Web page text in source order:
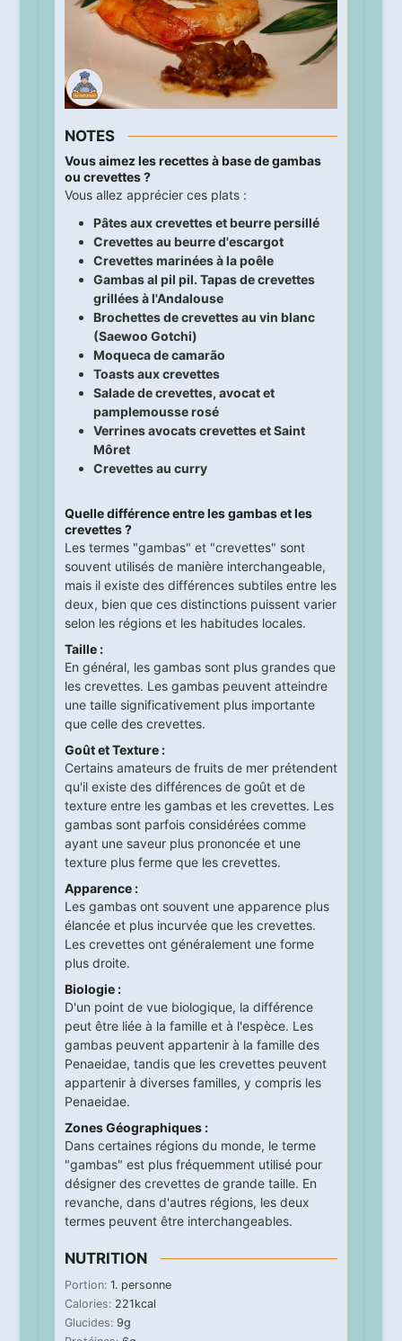
NOTES
Vous aimez les recettes à base de gambas
ou crevettes ?
Vous allez apprécier ces plats :
Pâtes aux crevettes et beurre persillé
Crevettes au beurre d'escargot
Crevettes marinées à la poêle
Gambas al pil pil. Tapas de crevettes
grillées à l'Andalouse
Brochettes de crevettes au vin blanc
(Saewoo Gotchi)
Moqueca de camarão
Toasts aux crevettes
Salade de crevettes, avocat et
pamplemousse rosé
Verrines avocats crevettes et Saint
Môret
Crevettes au curry
Quelle différence entre les gambas et les
crevettes ?
Les termes "gambas" et "crevettes" sont
souvent utilisés de manière interchangeable,
mais il existe des différences subtiles entre les
deux, bien que ces distinctions puissent varier
selon les régions et les habitudes locales.
Taille :
En général, les gambas sont plus grandes que
les crevettes. Les gambas peuvent atteindre
une taille significativement plus importante
que celle des crevettes.
Goût et Texture :
Certains amateurs de fruits de mer prétendent
qu'il existe des différences de goût et de
texture entre les gambas et les crevettes. Les
gambas sont parfois considérées comme
ayant une saveur plus prononcée et une
texture plus ferme que les crevettes.
Apparence :
Les gambas ont souvent une apparence plus
élancée et plus incurvée que les crevettes.
Les crevettes ont généralement une forme
plus droite.
Biologie :
D'un point de vue biologique, la différence
peut être liée à la famille et à l'espèce. Les
gambas peuvent appartenir à la famille des
Penaeidae, tandis que les crevettes peuvent
appartenir à diverses familles, y compris les
Penaeidae.
Zones Géographiques :
Dans certaines régions du monde, le terme
"gambas" est plus fréquemment utilisé pour
désigner des crevettes de grande taille. En
revanche, dans d'autres régions, les deux
termes peuvent être interchangeables.
NUTRITION
Portion: 1. personne
Calories: 221kcal
Glucides: 9g